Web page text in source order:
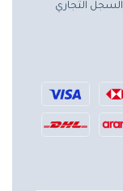
السجل التجاري